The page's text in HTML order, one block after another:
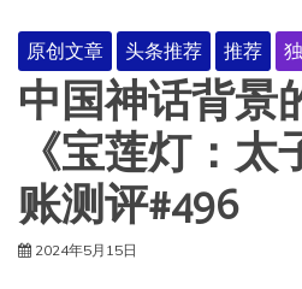
原创文章 头条推荐 推荐
中国神话背景
《宝莲灯：
账测评#496
2024年5月15日